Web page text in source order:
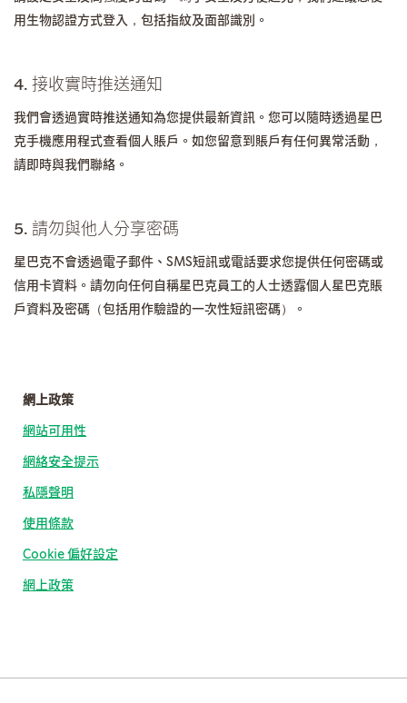
用生物認證方式登入，包括指紋及面部識別。
4. 接收實時推送通知
我們會透過實時推送通知為您提供最新資訊。您可以隨時透過星巴
克手機應用程式查看個人賬戶。如您留意到賬戶有任何異常活動，
請即時與我們聯絡。
5. 請勿與他人分享密碼
星巴克不會透過電子郵件、SMS短訊或電話要求您提供任何密碼或
信用卡資料。請勿向任何自稱星巴克員工的人士透露個人星巴克賬
戶資料及密碼（包括用作驗證的一次性短訊密碼）。
網上政策
網站可用性
網絡安全提示
私隱聲明
使用條款
Cookie 偏好設定
網上政策